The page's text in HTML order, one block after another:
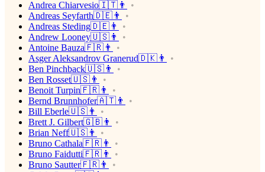
Andrea Chiarvesio🇮🇹👨
Andreas Seyfarth🇩🇪👨
Andreas Steding🇩🇪👨
Andrew Looney🇺🇸👨
Antoine Bauza🇫🇷👨
Asger Aleksandrov Granerud🇩🇰👨
Ben Pinchback🇺🇸👨
Ben Rosset🇺🇸👨
Benoit Turpin🇫🇷👨
Bernd Brunnhofer🇦🇹👨
Bill Eberle🇺🇸👨
Brett J. Gilbert🇬🇧👨
Brian Neff🇺🇸👨
Bruno Cathala🇫🇷👨
Bruno Faidutti🇫🇷👨
Bruno Sautter🇫🇷👨